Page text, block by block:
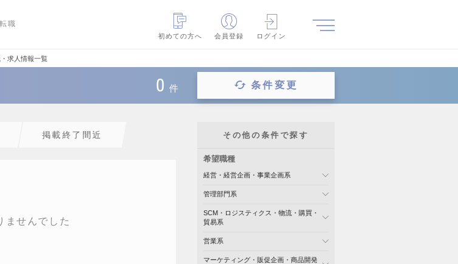
職
初めての方へ
会員登録 ログイン
求人情報一覧
0 件 条件変更
掲載終了間近
ませんでした
その他の条件で探す
希望職種
経営・経営企画・事業企画系
管理部門系
SCM・ロジスティクス・物流・購買・
貿易系
営業系
マーケティング・販促企画・商品開発